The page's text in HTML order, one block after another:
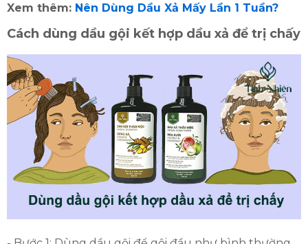
Xem thêm: Nên Dùng Dầu Xả Mấy Lần 1 Tuần?
Cách dùng dầu gội kết hợp dầu xả để trị chấy